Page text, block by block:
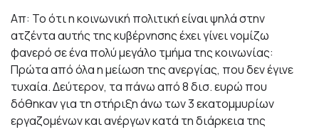
Απ: Το ότι η κοινωνική πολιτική είναι ψηλά στην
ατζέντα αυτής της κυβέρνησης έχει γίνει νομίζω
φανερό σε ένα πολύ μεγάλο τμήμα της κοινωνίας:
Πρώτα από όλα η μείωση της ανεργίας, που δεν έγινε
τυχαία. Δεύτερον, τα πάνω από 8 δισ. ευρώ που
δόθηκαν για τη στήριξη άνω των 3 εκατομμυρίων
εργαζομένων και ανέργων κατά τη διάρκεια της